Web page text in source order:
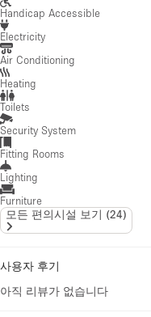
Handicap Accessible
Electricity
Air Conditioning
Heating
Toilets
Security System
Fitting Rooms
Lighting
Furniture
모든 편의시설 보기 (24)
사용자 후기
아직 리뷰가 없습니다